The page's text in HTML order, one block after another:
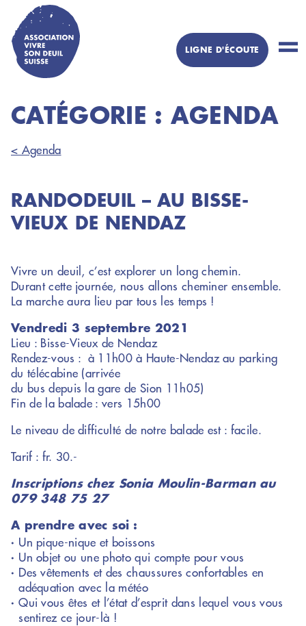
content
CATÉGORIE : AGENDA
< Agenda
RANDODEUIL – AU BISSE-
VIEUX DE NENDAZ
Vivre un deuil, c’est explorer un long chemin.
Durant cette journée, nous allons cheminer ensemble.
La marche aura lieu par tous les temps !
Vendredi 3 septembre 2021
Lieu : Bisse-Vieux de Nendaz
Rendez-vous : à 11h00 à Haute-Nendaz au parking
du télécabine (arrivée
du bus depuis la gare de Sion 11h05)
Fin de la balade : vers 15h00
Le niveau de difficulté de notre balade est : facile.
Tarif : fr. 30.-
Inscriptions chez Sonia Moulin-Barman au
079 348 75 27
A prendre avec soi :
Un pique-nique et boissons
Un objet ou une photo qui compte pour vous
Des vêtements et des chaussures confortables en
adéquation avec la météo
Qui vous êtes et l’état d’esprit dans lequel vous vous
sentirez ce jour-là !
LIGNE D'ÉCOUTE
Besoin de
pour personne
ayant perduun
63
Numéro d'écoute
pour personne en
animal de
11